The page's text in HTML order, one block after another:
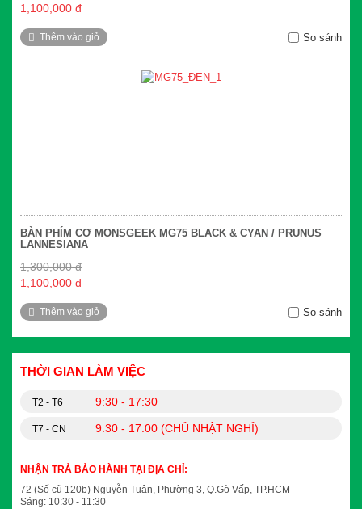
1,100,000 đ
Thêm vào giỏ So sánh
BÀN PHÍM CƠ MONSGEEK MG75 BLACK & CYAN / PRUNUS
LANNESIANA
1,300,000 đ
1,100,000 đ
Thêm vào giỏ So sánh
THỜI GIAN LÀM VIỆC
T2 - T6 9:30 - 17:30
T7 - CN 9:30 - 17:00 (CHỦ NHẬT NGHỈ)
NHẬN TRẢ BẢO HÀNH TẠI ĐỊA CHỈ:
72 (Số cũ 120b) Nguyễn Tuân, Phường 3, Q.Gò Vấp, TP.HCM
Sáng: 10:30 - 11:30